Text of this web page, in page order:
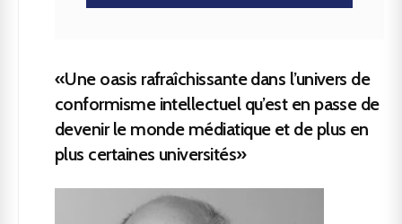
«Une oasis rafraîchissante dans l’univers de
conformisme intellectuel qu’est en passe de
devenir le monde médiatique et de plus en
plus certaines universités»